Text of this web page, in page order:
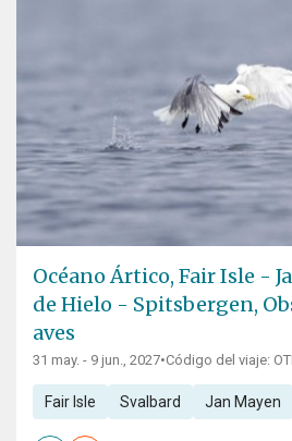
Océano Ártico, Fair Isle -
de Hielo - Spitsbergen,
aves
31 may. - 9 jun., 2027•Código del viaje:
Fair Isle Svalbard Jan Mayen